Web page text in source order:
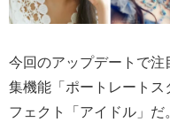
今回のアップデートで
集機能「ポートレート
フェクト「アイドル」だ